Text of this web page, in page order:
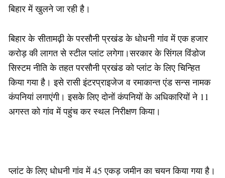
बिहार में खुलने जा रही है।
बिहार के सीतामढ़ी के परसौनी प्रखंड के धोधनी गांव में एक हजार
करोड़ की लागत से स्टील प्लांट लगेगा।सरकार के सिंगल विंडोज
सिस्टम नीति के तहत परसौनी प्रखंड को प्लांट के लिए चिन्हित
किया गया है। इसे रासी इंटरप्राइजेज व रमाकान्त एंड सन्स नामक
कंपनियां लगाएंगी। इसके लिए दोनों कंपनियों के अधिकारियों ने 11
अगस्त को गांव में पहुंच कर स्थल निरीक्षण किया।
प्लांट के लिए धोधनी गांव में 45 एकड़ जमीन का चयन किया गया है।